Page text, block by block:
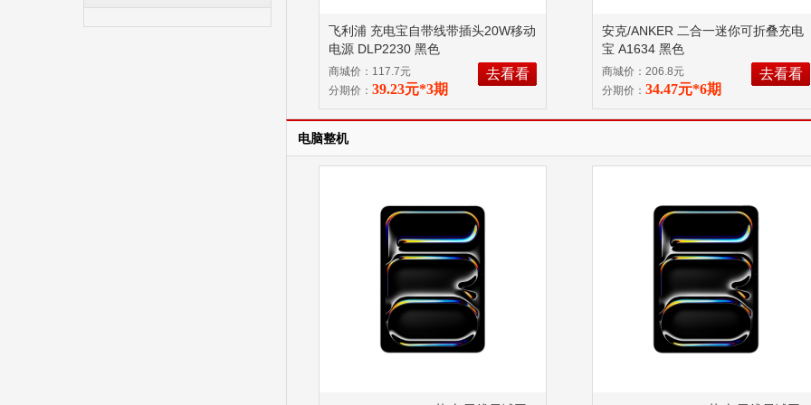
飞利浦 充电宝自带线带插头20W移动
电源 DLP2230 黑色
商城价：117.7元
分期价： 39.23元*3期
去看看
安克/ANKER 二合一迷你可折叠充电
宝 A1634 黑色
商城价：206.8元
分期价： 34.47元*6期
去看看
电脑整机